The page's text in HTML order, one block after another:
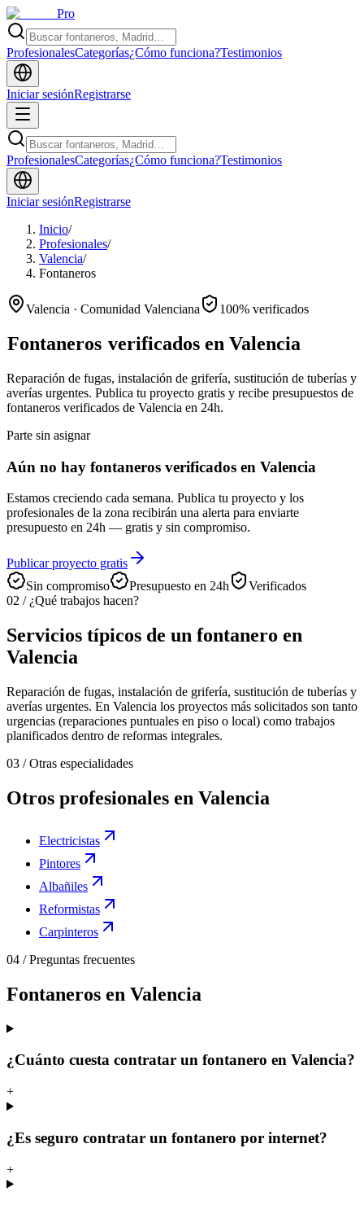
Pro
ProfesionalesCategorías¿Cómo funciona?Testimonios
Iniciar sesiónRegistrarse
ProfesionalesCategorías¿Cómo funciona?Testimonios
Iniciar sesiónRegistrarse
Inicio/
Profesionales/
Valencia/
Fontaneros
Valencia · Comunidad Valenciana 100% verificados
Fontaneros verificados en Valencia
Reparación de fugas, instalación de grifería, sustitución de tuberías y
averías urgentes. Publica tu proyecto gratis y recibe presupuestos de
fontaneros verificados de Valencia en 24h.
Parte sin asignar
Aún no hay fontaneros verificados en Valencia
Estamos creciendo cada semana. Publica tu proyecto y los
profesionales de la zona recibirán una alerta para enviarte
presupuesto en 24h — gratis y sin compromiso.
Publicar proyecto gratis
Sin compromiso
Presupuesto en 24h
Verificados
02 / ¿Qué trabajos hacen?
Servicios típicos de un fontanero en
Valencia
Reparación de fugas, instalación de grifería, sustitución de tuberías y
averías urgentes. En Valencia los proyectos más solicitados son tanto
urgencias (reparaciones puntuales en piso o local) como trabajos
planificados dentro de reformas integrales.
03 /Otras especialidades
Otros profesionales en Valencia
Electricistas
Pintores
Albañiles
Reformistas
Carpinteros
04 /Preguntas frecuentes
Fontaneros en Valencia
¿Cuánto cuesta contratar un fontanero en Valencia?
+
¿Es seguro contratar un fontanero por internet?
+